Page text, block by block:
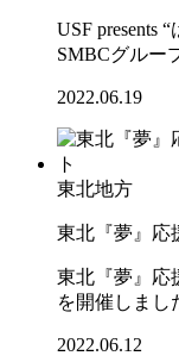
USF presents
SMBCグルー
2022.06.19
東北地方
東北『夢』
東北『夢』応
を開催しまし
2022.06.12